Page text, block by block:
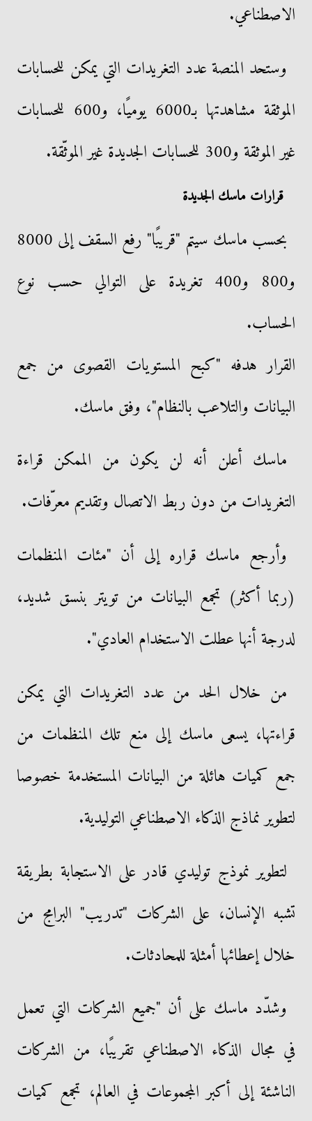
الاصطناعي.
وستحد المنصة عدد التغريدات التي يمكن للحسابات
الموثقة مشاهدتها بـ6000 يوميًا، و600 للحسابات
غير الموثقة و300 للحسابات الجديدة غير الموثّقة.
قرارات ماسك الجديدة
بحسب ماسك سيتم "قريبًا" رفع السقف إلى 8000
و800 و400 تغريدة على التوالي حسب نوع
الحساب.
القرار هدفه "كبح المستويات القصوى من جمع
البيانات والتلاعب بالنظام"، وفق ماسك.
ماسك أعلن أنه لن يكون من الممكن قراءة
التغريدات من دون ربط الاتصال وتقديم معرّفات.
وأرجع ماسك قراره إلى أن "مئات المنظمات
(ربما أكثر) تجمع البيانات من تويتر بنسق شديد،
لدرجة أنها عطلت الاستخدام العادي".
من خلال الحد من عدد التغريدات التي يمكن
قراءتها، يسعى ماسك إلى منع تلك المنظمات من
جمع كميات هائلة من البيانات المستخدمة خصوصا
لتطوير نماذج الذكاء الاصطناعي التوليدية.
لتطوير نموذج توليدي قادر على الاستجابة بطريقة
تشبه الإنسان، على الشركات "تدريب" البرامج من
خلال إعطائها أمثلة للمحادثات.
وشدّد ماسك على أن "جميع الشركات التي تعمل
في مجال الذكاء الاصطناعي تقريبًا، من الشركات
الناشئة إلى أكبر المجموعات في العالم، تجمع كميات